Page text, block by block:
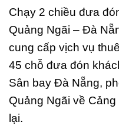
Chạy 2 chiều đưa
Quảng Ngãi – Đà
cung cấp vịch vụ
45 chỗ đưa đón
Sân bay Đà Nẵng,
Quảng Ngãi về
lại.